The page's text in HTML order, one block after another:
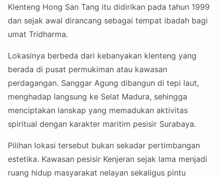
Klenteng Hong San Tang itu didirikan pada tahun 1999
dan sejak awal dirancang sebagai tempat ibadah bagi
umat Tridharma.
Lokasinya berbeda dari kebanyakan klenteng yang
berada di pusat permukiman atau kawasan
perdagangan. Sanggar Agung dibangun di tepi laut,
menghadap langsung ke Selat Madura, sehingga
menciptakan lanskap yang memadukan aktivitas
spiritual dengan karakter maritim pesisir Surabaya.
Pilihan lokasi tersebut bukan sekadar pertimbangan
estetika. Kawasan pesisir Kenjeran sejak lama menjadi
ruang hidup masyarakat nelayan sekaligus pintu